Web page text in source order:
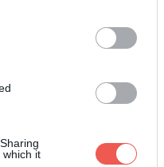
which it